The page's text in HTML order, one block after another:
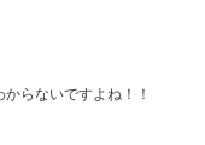
らないですよね！！